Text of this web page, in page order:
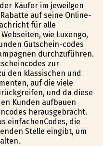
Käufer im jeweilgen
auf seine Online-
für alle
wie Luxengo,
Gutschein-codes
durchzuführen.
zur
den klassischen und
auf die viele
und da diese
Kunden aufbauen
herausgebracht.
einfachenCodes, die
Stelle eingibt, um